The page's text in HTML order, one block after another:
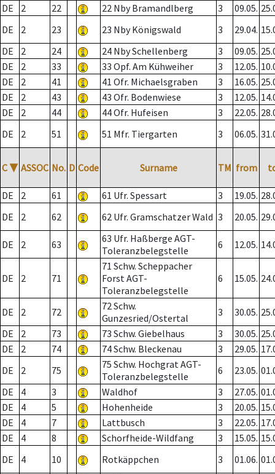
DE
2 22 22 Nby Bramandlberg 3 09.05.
DE
2 23 23 Nby Königswald 3 29.04.
DE
2 24 24 Nby Schellenberg 3 09.05.
DE
2 33 33 Opf. Am Kühweiher 3 12.05.
DE
2 41 41 Ofr. Michaelsgraben 3 16.05.
DE
2 43 43 Ofr. Bodenwiese 3 12.05.
DE
2 44 44 Ofr. Hufeisen 3 22.05.
DE
2 51 51 Mfr. Tiergarten 3 06.05.
C ▼ ASSOC No. D Code Surname TM from
DE 2 61 61 Ufr. Spessart 3 19.05.
DE
2 62 62 Ufr. Gramschatzer Wald 3 20.05.
DE 2 63
63 Ufr. Haßberge AGT-
Toleranzbelegstelle
6 12.05.
DE 2 71
71 Schw. Scheppacher
Forst AGT-
Toleranzbelegstelle
6 15.05.
DE 2 72
72 Schw.
Gunzesried/Ostertal
3 30.05.
DE
2 73 73 Schw. Giebelhaus 3 30.05.
DE
2 74 74 Schw. Bleckenau 3 29.05.
DE
2 75
75 Schw. Hochgrat AGT-
Toleranzbelegstelle
6 23.05.
DE
4 3 Waldhof 3 27.05.
DE
4 5 Hohenheide 3 20.05.
DE
4 7 Lattbusch 3 22.05.
DE
4 8 Schorfheide-Wildfang 3 15.05.
DE
4 10 Rotkäppchen 3 01.06.